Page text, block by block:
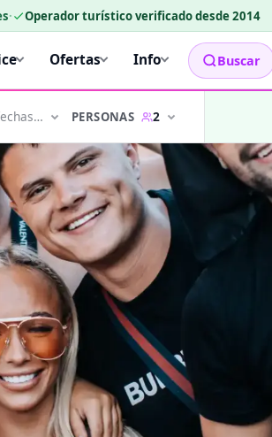
· Operador turístico verificado desde 2014
Ofertas Info Buscar
PERSONAS 2